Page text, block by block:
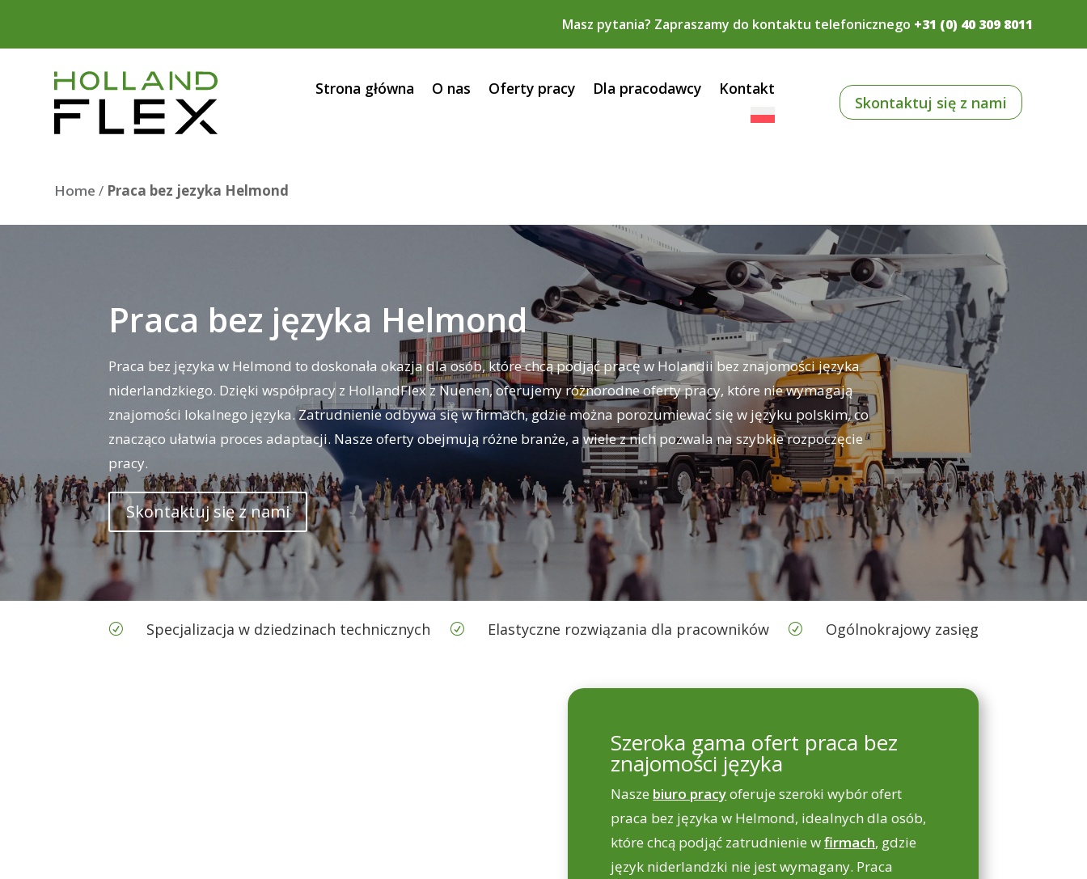
Masz pytania? Zapraszamy do kontaktu telefonicznego +31 (0) 40 309 8011
Strona główna O nas Oferty pracy Dla pracodawcy Kontakt
Skontaktuj się z nami
Home / Praca bez jezyka Helmond
Praca bez języka Helmond
Praca bez języka w Helmond to doskonała okazja dla osób, które chcą podjąć pracę w Holandii bez znajomości języka
niderlandzkiego. Dzięki współpracy z HollandFlex z Nuenen, oferujemy różnorodne oferty pracy, które nie wymagają
znajomości lokalnego języka. Zatrudnienie odbywa się w firmach, gdzie można porozumiewać się w języku polskim, co
znacząco ułatwia proces adaptacji. Nasze oferty obejmują różne branże, a wiele z nich pozwala na szybkie rozpoczęcie
pracy.
Skontaktuj się z nami
R Specjalizacja w dziedzinach technicznych R Elastyczne rozwiązania dla pracowników R Ogólnokrajowy zasięg
Szeroka gama ofert praca bez
znajomości języka
Nasze biuro pracyoferuje szeroki wybór ofert
praca bez języka w Helmond, idealnych dla osób,
które chcą podjąć zatrudnienie wfirmach, gdzie
język niderlandzki nie jest wymagany. Praca